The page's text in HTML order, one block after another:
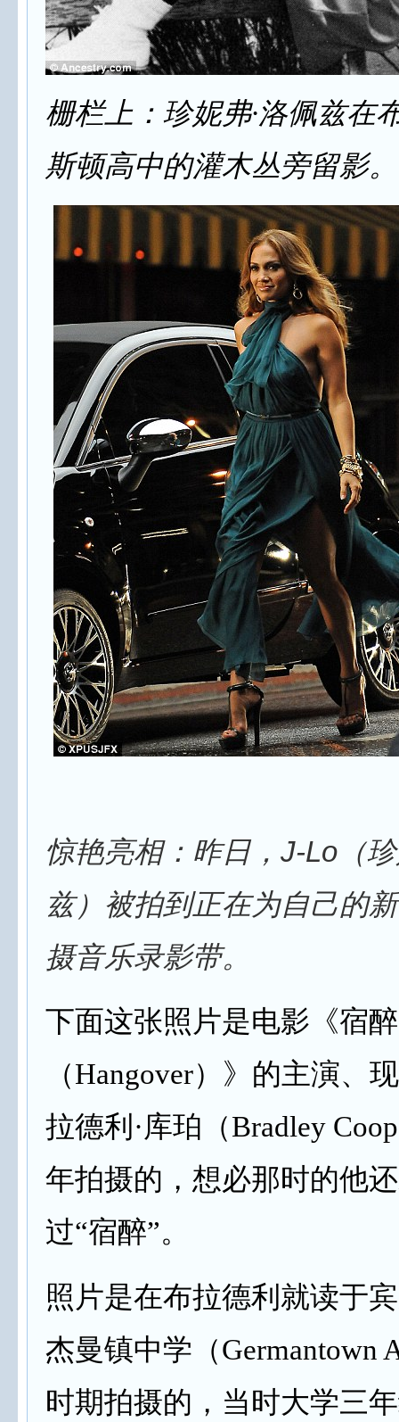
栅栏上：珍妮弗·洛佩兹在
斯顿高中的灌木丛旁留影。
惊艳亮相：昨日，J-Lo（
兹）被拍到正在为自己的
摄音乐录影带。
下面这张照片是电影《宿醉
（Hangover）》的主演、
拉德利·库珀（Bradley
年拍摄的，想必那时的他
过“宿醉”。
照片是在布拉德利就读于
杰曼镇中学（Germantown
时期拍摄的，当时大学三